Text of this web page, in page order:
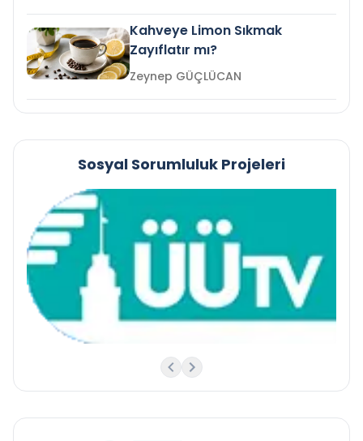
Kahveye Limon Sıkmak
Zayıflatır mı?
Zeynep GÜÇLÜCAN
Sosyal Sorumluluk Projeleri